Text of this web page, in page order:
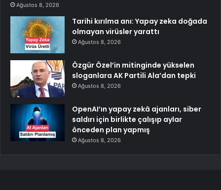
Ağustos 8, 2026
Tarihi kırılma anı: Yapay zeka doğada
olmayan virüsler yarattı
Ağustos 8, 2026
Özgür Özel’in mitinginde yükselen
sloganlara AK Partili Ala’dan tepki
Ağustos 8, 2026
OpenAI’ın yapay zekâ ajanları, siber
saldırı için birlikte çalışıp aylar
önceden plan yapmış
Ağustos 8, 2026